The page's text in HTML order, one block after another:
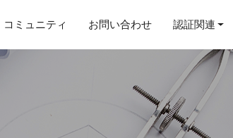
コミュニティ お問い合わせ 認証関連